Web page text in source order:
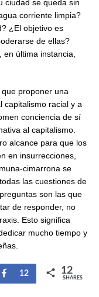
ciudad se queda sin
corriente limpia?
¿El objetivo es
de ellas?
última instancia,
proponer una
capitalismo racial y a
conciencia de sí
al capitalismo.
alcance para que los
en insurrecciones,
cimarrona se
las cuestiones de
son las que
de responder, no
Esto significa
mucho tiempo y
Share
12 12
SHARES